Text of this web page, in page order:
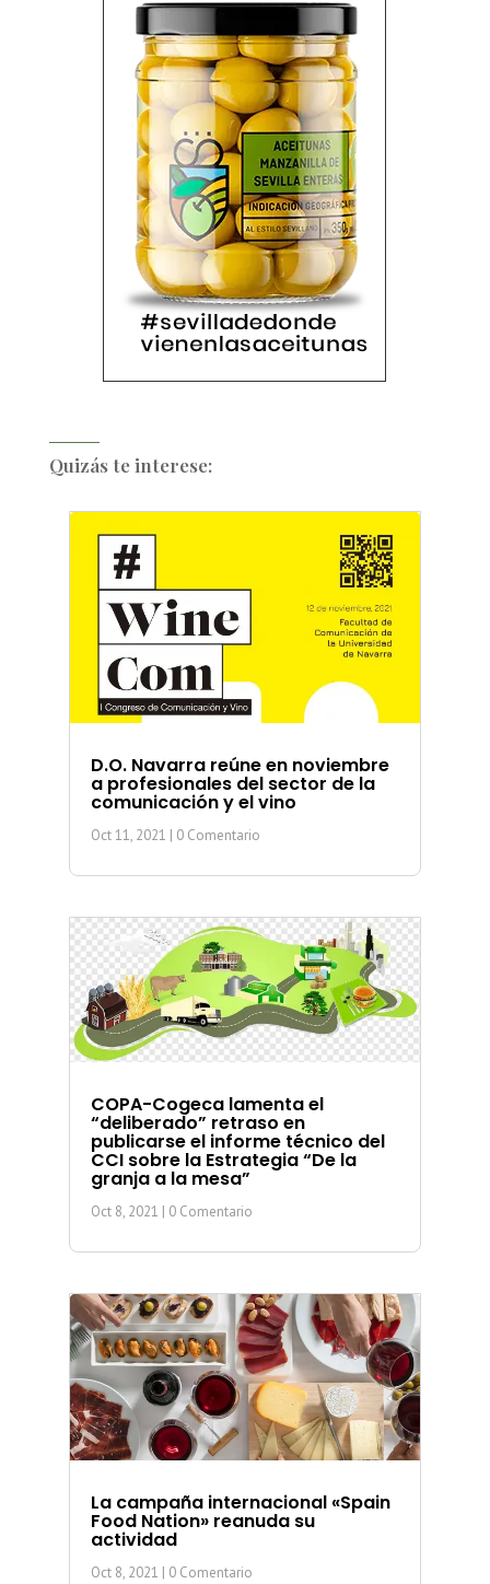
Quizás te interese:
D.O. Navarra reúne en noviembre
a profesionales del sector de la
comunicación y el vino
Oct 11, 2021 | 0 Comentario
COPA-Cogeca lamenta el
“deliberado” retraso en
publicarse el informe técnico del
CCI sobre la Estrategia “De la
granja a la mesa”
Oct 8, 2021 | 0 Comentario
La campaña internacional «Spain
Food Nation» reanuda su
actividad
Oct 8, 2021 | 0 Comentario